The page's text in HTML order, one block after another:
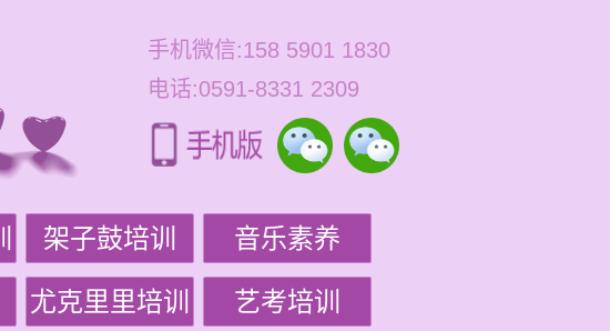
手机微信:158 5901 1830
电话:0591-8331 2309
架子鼓培训 音乐素养
尤克里里培训 艺考培训